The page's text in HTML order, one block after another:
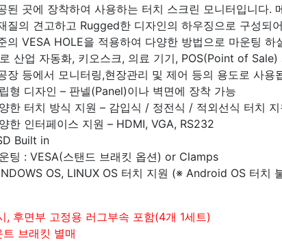
17"
된 곳에 장착하여 사용하는 터치 스크린 모니터입니다.
질의 견고하고 Rugged한 디자인의 하우징으로 구성되
의 VESA HOLE을 적용하여 다양한 방법으로 마운팅 하
산업 자동화, 키오스크, 의료 기기, POS(Point of Sale)
장 등에서 모니터링,현장관리 및 제어 등의 용도로 사용
형 디자인 – 판넬(Panel)이나 벽면에 장착 가능
한 터치 방식 지원 – 감입식 / 정전식 / 적외선식 터치 지
한 인터페이스 지원 – HDMI, VGA, RS232
Built in
팅 : VESA(스탠드 브래킷 옵션) or Clamps
OS, LINUX OS 터치 지원 (※ Android OS 터치
, 후면부 고정용 러그부속 포함(4개 1세트)
브래킷 별매